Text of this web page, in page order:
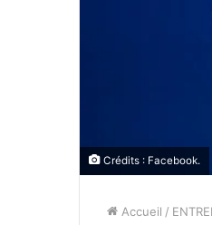
Crédits : Facebook.
Accueil /